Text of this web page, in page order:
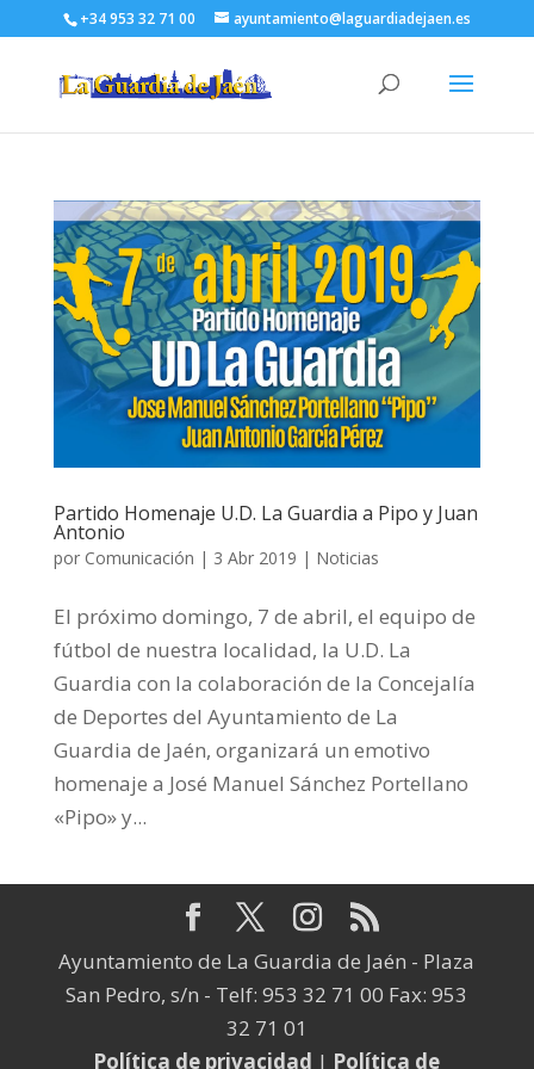
+34 953 32 71 00 ayuntamiento@laguardiadejaen.es
Partido Homenaje U.D. La Guardia a Pipo y Juan
Antonio
por Comunicación | 3 Abr 2019 | Noticias
El próximo domingo, 7 de abril, el equipo de
fútbol de nuestra localidad, la U.D. La
Guardia con la colaboración de la Concejalía
de Deportes del Ayuntamiento de La
Guardia de Jaén, organizará un emotivo
homenaje a José Manuel Sánchez Portellano
«Pipo» y...
Ayuntamiento de La Guardia de Jaén - Plaza
San Pedro, s/n - Telf: 953 32 71 00 Fax: 953
32 71 01
Política de privacidad | Política de